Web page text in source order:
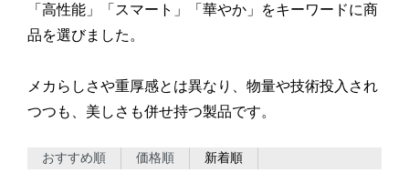
「高性能」「スマート」「華やか」をキーワードに商
品を選びました。
メカらしさや重厚感とは異なり、物量や技術投入され
つつも、美しさも併せ持つ製品です。
おすすめ順 価格順 新着順